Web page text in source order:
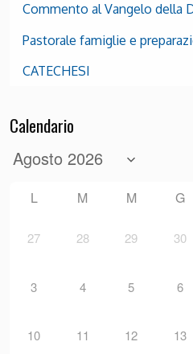
Commento al Vangelo della
Pastorale famiglie e
CATECHESI
Calendario
L M M G
27 28 29 30
3 4 5 6
10 11 12 13